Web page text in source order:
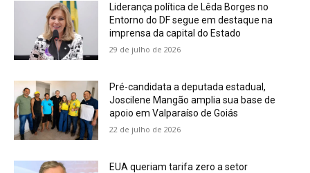
Liderança política de Lêda Borges no
Entorno do DF segue em destaque na
imprensa da capital do Estado
29 de julho de 2026
Pré-candidata a deputada estadual,
Joscilene Mangão amplia sua base de
apoio em Valparaíso de Goiás
22 de julho de 2026
EUA queriam tarifa zero a setor